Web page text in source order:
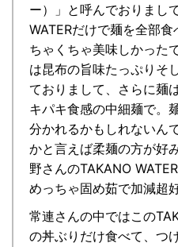
ー）」と呼んでおりまし
WATERだけで麺を全部
ちゃくちゃ美味しかった
は昆布の旨味たっぷりそ
ておりまして、さらに麺
キパキ食感の中細麺で。
分かれるかもしれないん
かと言えば柔麺の方が好
野さんのTAKANO
めっちゃ固め茹で加減超
常連さんの中ではこの
の丼ぶりだけ食べて、つ